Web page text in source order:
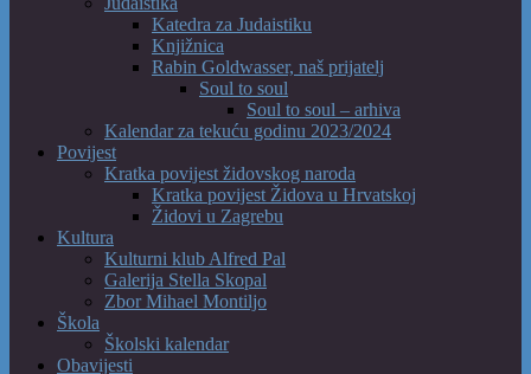
Katedra za Judaistiku
Knjižnica
Rabin Goldwasser, naš prijatelj
Soul to soul
Soul to soul – arhiva
Kalendar za tekuću godinu 2023/2024
Povijest
Kratka povijest židovskog naroda
Kratka povijest Židova u Hrvatskoj
Židovi u Zagrebu
Kultura
Kulturni klub Alfred Pal
Galerija Stella Skopal
Zbor Mihael Montiljo
Škola
Školski kalendar
Obavijesti